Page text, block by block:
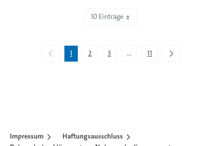
10 Einträge
1 2 3 ...Zwischenseiten Navigieren mit
11
Impressum
Haftungsausschluss